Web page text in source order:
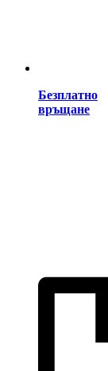
Безплатно
връщане